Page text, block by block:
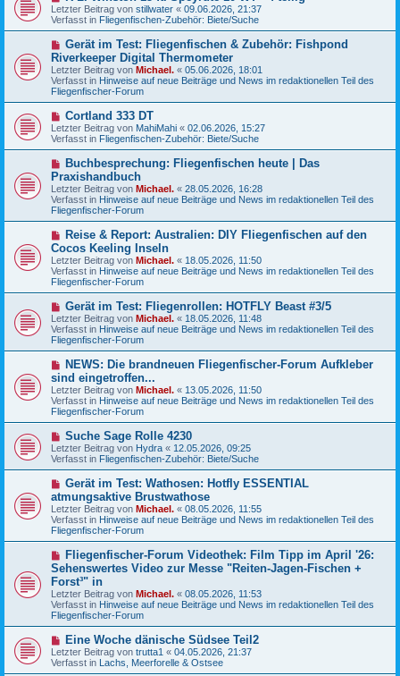
t
r
a
g
e
u
e
B
e
i
t
r
a
g
Letzter Beitrag von stillwater « 09.06.2026, 21:37
Verfasst in Fliegenfischen-Zubehör: Biete/Suche
N
e
u
e
r
B
e
t
r
a
g
Gerät im Test: Fliegenfischen & Zubehör: Fishpond
Riverkeeper Digital Thermometer
Letzter Beitrag von Michael. « 05.06.2026, 18:01
Verfasst in Hinweise auf neue Beiträge und News im redaktionellen Teil des
Fliegenfischer-Forum
N
e
u
e
B
e
i
t
r
a
g
Cortland 333 DT
Letzter Beitrag von MahiMahi « 02.06.2026, 15:27
Verfasst in Fliegenfischen-Zubehör: Biete/Suche
N
u
e
r
B
e
t
r
a
g
Buchbesprechung: Fliegenfischen heute | Das
Praxishandbuch
Letzter Beitrag von Michael. « 28.05.2026, 16:28
Verfasst in Hinweise auf neue Beiträge und News im redaktionellen Teil des
Fliegenfischer-Forum
N
u
e
r
B
e
t
r
a
g
Reise & Report: Australien: DIY Fliegenfischen auf den
Cocos Keeling Inseln
Letzter Beitrag von Michael. « 18.05.2026, 11:50
Verfasst in Hinweise auf neue Beiträge und News im redaktionellen Teil des
Fliegenfischer-Forum
N
e
u
e
r
B
e
i
t
r
a
g
Gerät im Test: Fliegenrollen: HOTFLY Beast #3/5
Letzter Beitrag von Michael. « 18.05.2026, 11:48
Verfasst in Hinweise auf neue Beiträge und News im redaktionellen Teil des
Fliegenfischer-Forum
N
u
e
r
B
e
t
r
a
g
NEWS: Die brandneuen Fliegenfischer-Forum Aufkleber
sind eingetroffen...
Letzter Beitrag von Michael. « 13.05.2026, 11:50
Verfasst in Hinweise auf neue Beiträge und News im redaktionellen Teil des
Fliegenfischer-Forum
N
e
u
e
B
e
i
t
r
a
g
Suche Sage Rolle 4230
Letzter Beitrag von Hydra « 12.05.2026, 09:25
Verfasst in Fliegenfischen-Zubehör: Biete/Suche
N
u
e
r
B
e
t
r
a
g
Gerät im Test: Wathosen: Hotfly ESSENTIAL
atmungsaktive Brustwathose
Letzter Beitrag von Michael. « 08.05.2026, 11:55
Verfasst in Hinweise auf neue Beiträge und News im redaktionellen Teil des
Fliegenfischer-Forum
N
e
u
e
r
B
e
i
r
a
Fliegenfischer-Forum Videothek: Film Tipp im April '26:
Sehenswertes Video zur Messe "Reiten-Jagen-Fischen +
Forst³" in
Letzter Beitrag von Michael. « 08.05.2026, 11:53
Verfasst in Hinweise auf neue Beiträge und News im redaktionellen Teil des
Fliegenfischer-Forum
N
e
u
e
Eine Woche dänische Südsee Teil2
Letzter Beitrag von trutta1 « 04.05.2026, 21:37
Verfasst in Lachs, Meerforelle & Ostsee